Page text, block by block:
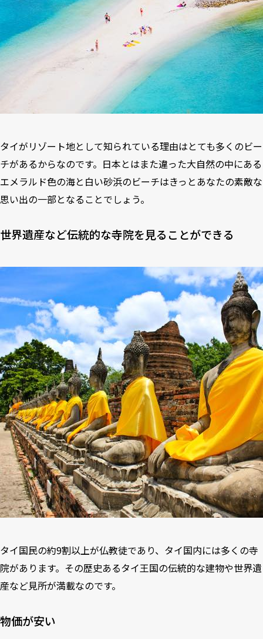
タイがリゾート地として知られている理由はとても多くのビー
チがあるからなのです。日本とはまた違った大自然の中にある
エメラルド色の海と白い砂浜のビーチはきっとあなたの素敵な
思い出の一部となることでしょう。
世界遺産など伝統的な寺院を見ることができる
タイ国民の約9割以上が仏教徒であり、タイ国内には多くの寺
院があります。その歴史あるタイ王国の伝統的な建物や世界遺
産など見所が満載なのです。
物価が安い